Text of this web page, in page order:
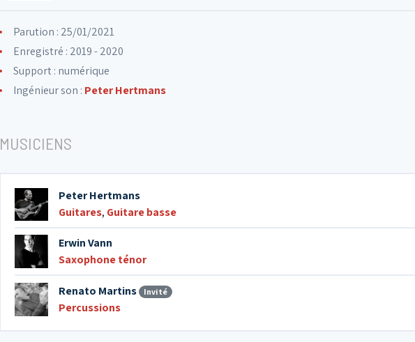
Parution : 25/01/2021
Enregistré : 2019 - 2020
Support : numérique
Ingénieur son : Peter Hertmans
MUSICIENS
Peter Hertmans
Guitares, Guitare basse
Erwin Vann
Saxophone ténor
Renato Martins Invité
Percussions